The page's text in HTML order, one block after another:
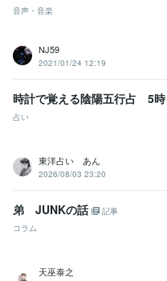
音声・音楽
NJ59
2021/01/24 12:19
時計で覚える陰陽五行占 5時
占い
東洋占い あん
2026/08/03 23:20
弟 JUNKの話
記事
コラム
天巫泰之